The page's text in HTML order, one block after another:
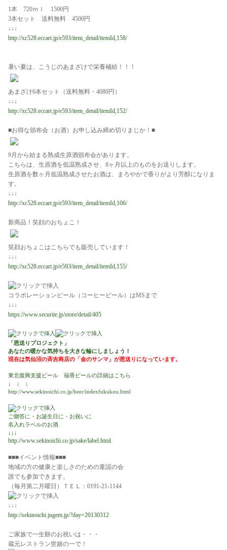
1本 720ｍｌ 1500円
3本セット 送料無料 4500円
↓↓↓
http://xc528.eccart.jp/e593/item_detail/itemId,158/
暑い夏は、こうじのあまざけで栄養補給！！！
あまざけ6本セット（送料無料・4080円）
↓↓↓
http://xc528.eccart.jp/e593/item_detail/itemId,152/
■お得な頒布会（お酒）お申し込み締め切りまじか！■
9月から始まる熟成生原酒頒布会があります。
こちらは、生原酒を低温熟成させ、8ヶ月以上のものをお送りします。
生原酒を数ヶ月低温熟成させたお酒は、まろやかで香りがより芳醇になりま
す。
↓↓↓
http://xc528.eccart.jp/e593/item_detail/itemId,106/
新商品！笑顔のおちょこ！
笑顔おちょこはこちらでも販売しています！
↓↓↓
http://xc528.eccart.jp/e593/item_detail/itemId,155/
コラボレーションビール（コーヒービール）はMSまで
↓↓↓
https://www.securite.jp/store/detail/405
「恩送りプロジェクト」
あなたの暖かな気持ちを大きな輪にしましょう！
現在は気仙沼の斉吉商店の「金のサンマ」が恩送りになっています。
東北復興支援ビール 福香ビールの詳細はこちら
↓ ↓ ↓
http://www.sekinoichi.co.jp/beer/indexfukukou.html
ご贈答に・お誕生日に・お祝いに
名入れラベルのお酒
↓↓↓
http://www.sekinoichi.co.jp/sake/label.html
■■■イベント情報■■■
地域の方の健康と楽しさのための童謡の会
誰でも参加できます。
（毎月第二月曜日）ＴＥＬ：0191-21-1144
↓↓↓
http://sekinoichi.jugem.jp/?day=20130312
ご家族で一生餅のお祝いは・・・
蔵元レストラン世嬉の一で！